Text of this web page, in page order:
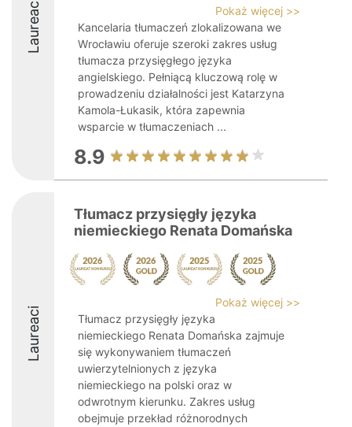
Laureaci
Pokaż więcej >>
Kancelaria tłumaczeń zlokalizowana we
Wrocławiu oferuje szeroki zakres usług
tłumacza przysięgłego języka
angielskiego. Pełniącą kluczową rolę w
prowadzeniu działalności jest Katarzyna
Kamola-Łukasik, która zapewnia
wsparcie w tłumaczeniach ...
8.9
Laureaci
Tłumacz przysięgły języka
niemieckiego Renata Domańska
Pokaż więcej >>
Tłumacz przysięgły języka
niemieckiego Renata Domańska zajmuje
się wykonywaniem tłumaczeń
uwierzytelnionych z języka
niemieckiego na polski oraz w
odwrotnym kierunku. Zakres usług
obejmuje przekład różnorodnych